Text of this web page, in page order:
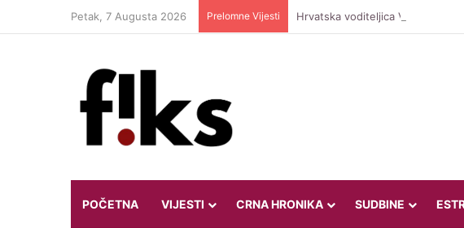
Petak, 7 Augusta 2026 Prelomne Vijesti Hrvatska voditeljica Valentina
POČETNA VIJESTI CRNA HRONIKA SUDBINE